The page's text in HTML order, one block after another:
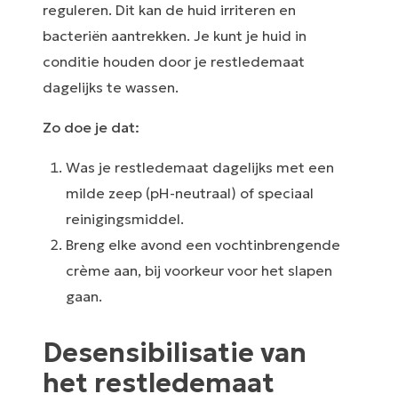
reguleren. Dit kan de huid irriteren en
bacteriën aantrekken. Je kunt je huid in
conditie houden door je restledemaat
dagelijks te wassen.
Zo doe je dat:
Was je restledemaat dagelijks met een
milde zeep (pH-neutraal) of speciaal
reinigingsmiddel.
Breng elke avond een vochtinbrengende
crème aan, bij voorkeur voor het slapen
gaan.
Desensibilisatie van
het restledemaat